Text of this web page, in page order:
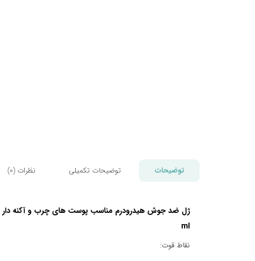
توضیحات توضیحات تکمیلی نظرات (0)
ml
نقاط قوت: